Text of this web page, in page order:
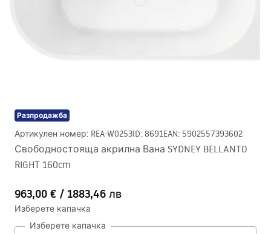
Разпродажба
Артикулен номер: REA-W0253ID: 8691EAN: 5902557393602
Свободностояща акрилна Вана SYDNEY BELLANTO
RIGHT 160cm
963,00 € / 1883,46 лв
Изберете капачка
Изберете капачка